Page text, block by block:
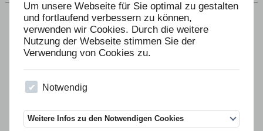
Um unsere Webseite für Sie optimal zu gestalten
und fortlaufend verbessern zu können,
verwenden wir Cookies. Durch die weitere
Nutzung der Webseite stimmen Sie der
Verwendung von Cookies zu.
Notwendig
Weitere Infos zu den Notwendigen Cookies
Schwache Bienen machen stake Völker
Agroscope 29. Juni 2016
Jakobskreuzkraut: gelb blühende Giftpflanze
Obstbäume in NRW stehen in voller Blüte
2016
Der Raps blüht in NRW